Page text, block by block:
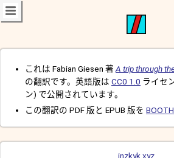
これは Fabian Giesen 著 A trip through
の翻訳です。英語版は CC0 1.0 ライセ
ン) で公開されています。
この翻訳の PDF 版と EPUB 版を BOOTH
inzkyk.xyz